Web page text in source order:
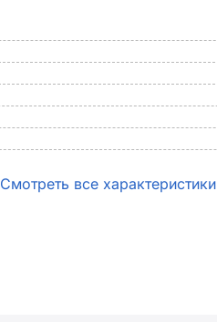
Смотреть все характеристики